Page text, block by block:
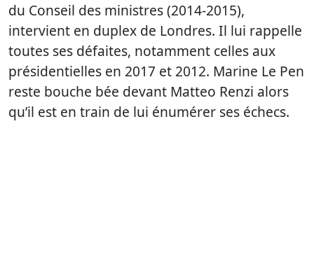
du Conseil des ministres (2014-2015),
intervient en duplex de Londres. Il lui rappelle
toutes ses défaites, notamment celles aux
présidentielles en 2017 et 2012. Marine Le Pen
reste bouche bée devant Matteo Renzi alors
qu’il est en train de lui énumérer ses échecs.